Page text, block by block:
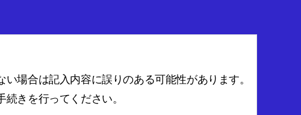
場合は記入内容に誤りのある可能性があります。
きを行ってください。